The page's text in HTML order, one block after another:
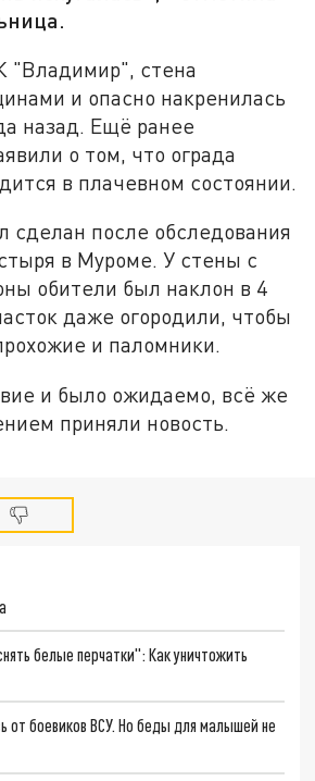
"Владимир", стена
и опасно накренилась
назад. Ещё ранее
о том, что ограда
в плачевном состоянии.
сделан после обследования
в Муроме. У стены с
обители был наклон в 4
даже огородили, чтобы
и паломники.
и было ожидаемо, всё же
приняли новость.
белые перчатки": Как уничтожить
от боевиков ВСУ. Но беды для малышей не